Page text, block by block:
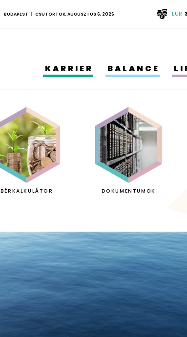
BUDAPEST CSÜTÖRTÖK, AUGUSZTUS 6, 2026 EUR
KARRIER BALANCE
BÉRKALKULÁTOR DOKUMENTUMOK